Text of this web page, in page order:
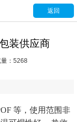
返回
装供应商
量：5268
等，使用范围非